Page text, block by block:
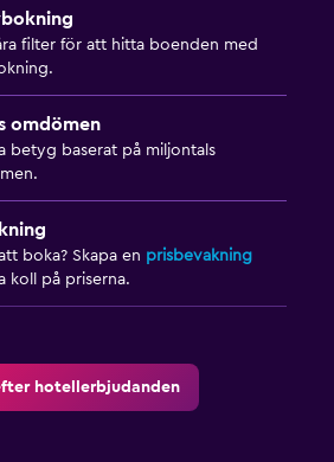
filter för att hitta boenden med
omdömen
betyg baserat på miljontals
boka? Skapa en prisbevakning
koll på priserna.
hotellerbjudanden